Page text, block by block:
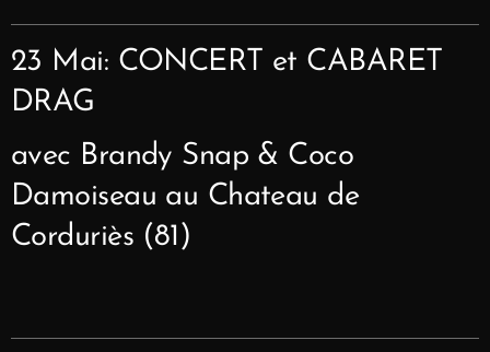
23 Mai: CONCERT et CABARET
DRAG
avec Brandy Snap & Coco
Damoiseau au Chateau de
Corduriès (81)